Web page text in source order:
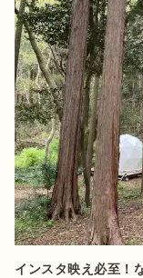
インスタ映え必至！